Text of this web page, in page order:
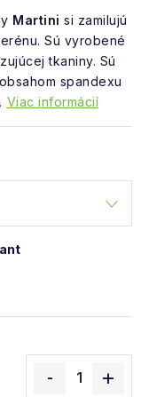
Martini si zamilujú
Sú vyrobené
tkaniny. Sú
spandexu
Viac informácií